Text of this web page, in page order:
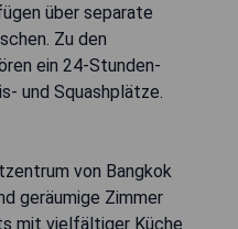
über separate
Zu den
ein 24-Stunden-
und Squashplätze.
von Bangkok
geräumige Zimmer
mit vielfältiger Küche